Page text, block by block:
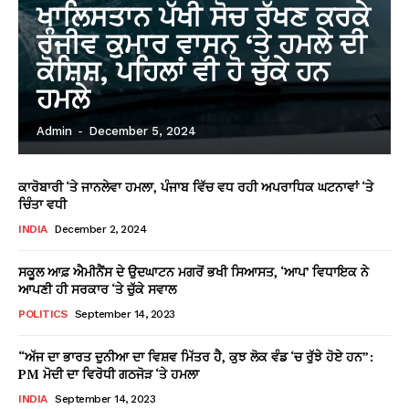
ਖਾਲਿਸਤਾਨ ਪੱਖੀ ਸੋਚ ਰੱਖਣ ਕਰਕੇ
ਰੰਜੀਵ ਕੁਮਾਰ ਵਾਸਨ ‘ਤੇ ਹਮਲੇ ਦੀ
ਕੋਸ਼ਿਸ਼, ਪਹਿਲਾਂ ਵੀ ਹੋ ਚੁੱਕੇ ਹਨ
ਹਮਲੇ
Admin - December 5, 2024
ਕਾਰੋਬਾਰੀ ‘ਤੇ ਜਾਨਲੇਵਾ ਹਮਲਾ, ਪੰਜਾਬ ਵਿੱਚ ਵਧ ਰਹੀ ਅਪਰਾਧਿਕ ਘਟਨਾਵਾਂ ‘ਤੇ
ਚਿੰਤਾ ਵਧੀ
INDIA December 2, 2024
ਸਕੂਲ ਆਫ਼ ਐਮੀਨੈਂਸ ਦੇ ਉਦਘਾਟਨ ਮਗਰੋਂ ਭਖੀ ਸਿਆਸਤ, ‘ਆਪ’ ਵਿਧਾਇਕ ਨੇ
ਆਪਣੀ ਹੀ ਸਰਕਾਰ ‘ਤੇ ਚੁੱਕੇ ਸਵਾਲ
POLITICS September 14, 2023
“ਅੱਜ ਦਾ ਭਾਰਤ ਦੁਨੀਆ ਦਾ ਵਿਸ਼ਵ ਮਿੱਤਰ ਹੈ, ਕੁਝ ਲੋਕ ਵੰਡ ‘ਚ ਰੁੱਝੇ ਹੋਏ ਹਨ”:
PM ਮੋਦੀ ਦਾ ਵਿਰੋਧੀ ਗਠਜੋੜ ‘ਤੇ ਹਮਲਾ
INDIA September 14, 2023